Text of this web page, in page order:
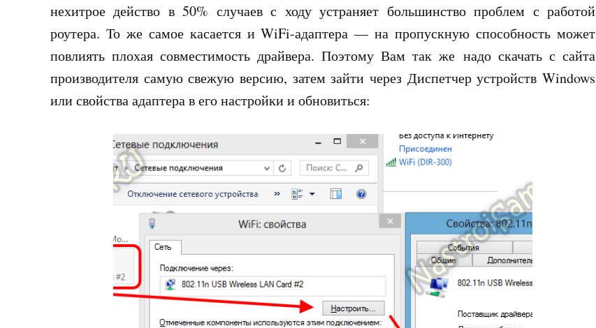
нехитрое действо в 50% случаев с ходу устраняет большинство проблем с работой
роутера. То же самое касается и WiFi-адаптера — на пропускную способность может
повлиять плохая совместимость драйвера. Поэтому Вам так же надо скачать с сайта
производителя самую свежую версию, затем зайти через Диспетчер устройств Windows
или свойства адаптера в его настройки и обновиться: